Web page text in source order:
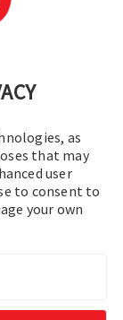
as
that may
user
to consent to
your own
网站地图
司